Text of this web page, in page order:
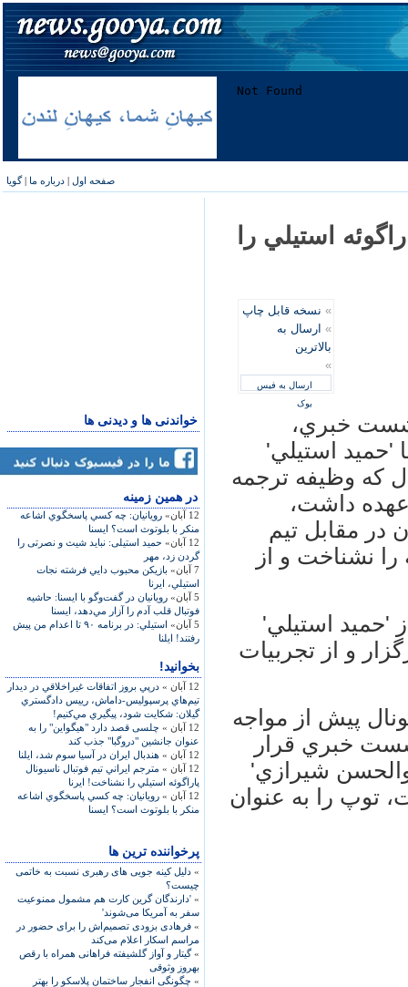
صفحه اول | درباره ما |گویا
خواندنی ها و دیدنی ها
در همين زمينه
12 آبان»
رويانيان: چه كسي پاسخگوي اشاعه
منكر با بلوتوث است؟ ایسنا
12 آبان»
حمید استیلی: نباید شیث و نصرتی را
گردن زد، مهر
7 آبان»
بازيكن محبوب دايي فرشته نجات
استيلي، ایرنا
5 آبان»
رويانيان در گفت‌وگو با ايسنا: حاشيه
فوتبال قلب آدم را آزار مي‌دهد، ایسنا
5 آبان»
استيلي: در برنامه ۹۰ تا اعدام من پيش
رفتند! ایلنا
بخوانید!
12 آبان »
درپي بروز اتفاقات غيراخلاقي در ديدار
تيم‌هاي پرسپوليس-داماش، رييس دادگستري
گيلان: شكايت شود، پيگيري مي‌كنيم!
12 آبان »
چلسی قصد دارد "هیگواین" را به
عنوان جانشین "دروگبا" جذب کند
12 آبان »
هندبال ایران در آسیا سوم شد، ایلنا
12 آبان »
مترجم ايراني تيم فوتبال ناسيونال
پاراگوئه استيلي را نشناخت! ایرنا
12 آبان »
رويانيان: چه كسي پاسخگوي اشاعه
منكر با بلوتوث است؟ ایسنا
پرخواننده ترین ها
» دلیل کینه جویی های رهبری نسبت به خاتمی
چیست؟
» 'دارندگان گرین کارت هم مشمول ممنوعیت
سفر به آمریکا می‌شوند'
» فرهادی بزودی تصمیم‌اش را برای حضور در
مراسم اسکار اعلام می‌کند
»گیتار و آواز گلشیفته فراهانی همراه با رقص
بهروز وثوقی
» چگونگی انفجار ساختمان پلاسکو را بهتر
استيلي را
» نسخه قابل چاپ
» ارسال به
بالاترین
»
ارسال به فیس
بوک
نشست خبري،
'حميد استيلي'
كه وظيفه ترجمه
عهده داشت،
در مقابل تيم
جهاني 1998 فرانسه را نشناخت و از
'حميد استيلي'
و از تجربيات
پيش از مواجه
خبري قرار
شيرازي'
توپ را به عنوان